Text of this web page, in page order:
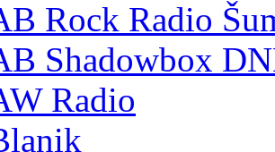
Rock Radio
Shadowbox
Radio